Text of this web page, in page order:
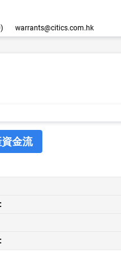
warrants@citics.com.hk
金流